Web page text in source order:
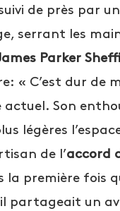
de près par
serrant les
Parker
« C’est dur de
actuel. Son
légères
de l’accord
la première fois
il partageait un